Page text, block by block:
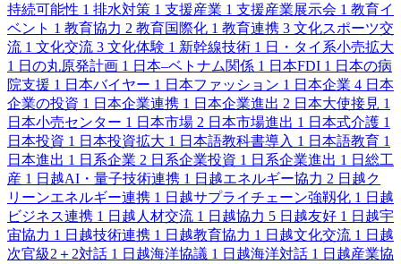
持続可能性 1 排水対策 1 支援産業 1 支援産業展示会 1 教育イ
ベント 1 教育協力 2 教育国際化 1 教育連携 3 文化スポーツ交
流 1 文化交流 3 文化体験 1 新幹線技術 1 日・タイ系小売拡大
1 日の丸原発計画 1 日本–ベトナム関係 1 日本FDI 1 日本の病
院支援 1 日本バイヤー 1 日本ファッション 1 日本企業 4 日本
企業の投資 1 日本企業連携 1 日本企業進出 2 日本大使接見 1
日本小売センター 1 日本市場 2 日本市場進出 1 日本式介護 1
日本投資 1 日本投資拡大 1 日本語教科書導入 1 日本語教育 1
日本進出 1 日系企業 2 日系企業投資 1 日系企業進出 1 日総工
産 1 日越AI・量子技術連携 1 日越エネルギー協力 2 日越ク
リーンエネルギー連携 1 日越サプライチェーン強靱化 1 日越
ビジネス連携 1 日越人材交流 1 日越協力 5 日越友好 1 日越宇
宙協力 1 日越技術連携 1 日越教育協力 1 日越文化交流 1 日越
次官級2＋2対話 1 日越海洋協議 1 日越海洋対話 1 日越産業協